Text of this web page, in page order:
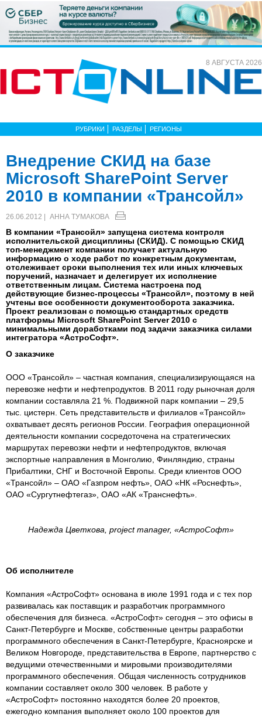
8 АВГУСТА 2026
РУБРИКИ РАЗДЕЛЫ РЕГИОНЫ
Внедрение СКИД на базе
Microsoft SharePoint Server
2010 в компании «Трансойл»
26.06.2012 | АННА ТУМАКОВА
В компании «Трансойл» запущена система контроля
исполнительской дисциплины (СКИД). С помощью СКИД
топ-менеджмент компании получает актуальную
информацию о ходе работ по конкретным документам,
отслеживает сроки выполнения тех или иных ключевых
поручений, назначает и делегирует их исполнение
ответственным лицам. Система настроена под
действующие бизнес-процессы «Трансойл», поэтому в ней
учтены все особенности документооборота заказчика.
Проект реализован с помощью стандартных средств
платформы Microsoft SharePoint Server 2010 с
минимальными доработками под задачи заказчика силами
интегратора «АстроСофт».
О заказчике
ООО «Трансойл» – частная компания, специализирующаяся на
перевозке нефти и нефтепродуктов. В 2011 году рыночная доля
компании составляла 21 %. Подвижной парк компании – 29,5
тыс. цистерн. Сеть представительств и филиалов «Трансойл»
охватывает десять регионов России. География операционной
деятельности компании сосредоточена на стратегических
маршрутах перевозки нефти и нефтепродуктов, включая
экспортные направления в Монголию, Финляндию, страны
Прибалтики, СНГ и Восточной Европы. Среди клиентов ООО
«Трансойл» – ОАО «Газпром нефть», ОАО «НК «Роснефть»,
ОАО «Сургутнефтегаз», ОАО «АК «Транснефть».
Надежда Цветкова, project manager, «АстроСофт»
Об исполнителе
Компания «АстроСофт» основана в июле 1991 года и с тех пор
развивалась как поставщик и разработчик программного
обеспечения для бизнеса. «АстроСофт» сегодня – это офисы в
Санкт-Петербурге и Москве, собственные центры разработки
программного обеспечения в Санкт-Петербурге, Красноярске и
Великом Новгороде, представительства в Европе, партнерство с
ведущими отечественными и мировыми производителями
программного обеспечения. Общая численность сотрудников
компании составляет около 300 человек. В работе у
«АстроСофт» постоянно находятся более 20 проектов,
ежегодно компания выполняет около 100 проектов для